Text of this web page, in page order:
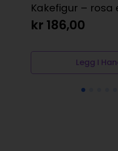
Kakefigur – rosa
kr 186,00
Legg I